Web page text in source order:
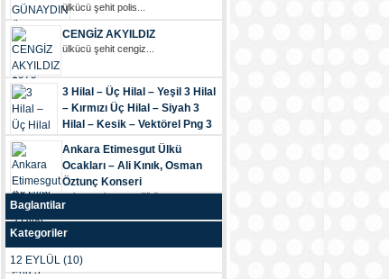
ülkücü şehi̇t poli̇s...
CENGİZ AKYILDIZ
ülkücü şehi̇t cengi̇z...
3 Hilal – Üç Hilal – Yeşil 3 Hilal
– Kırmızı Üç Hilal – Siyah 3
Hilal – Kesik – Vektörel Png 3
3 hilal – üç...
Ankara Etimesgut Ülkü
Ocakları – Ali Kınık, Osman
Öztunç Konseri
ankara etimesgut ülkü...
Baglantilar
Kategoriler
12 EYLÜL (10)